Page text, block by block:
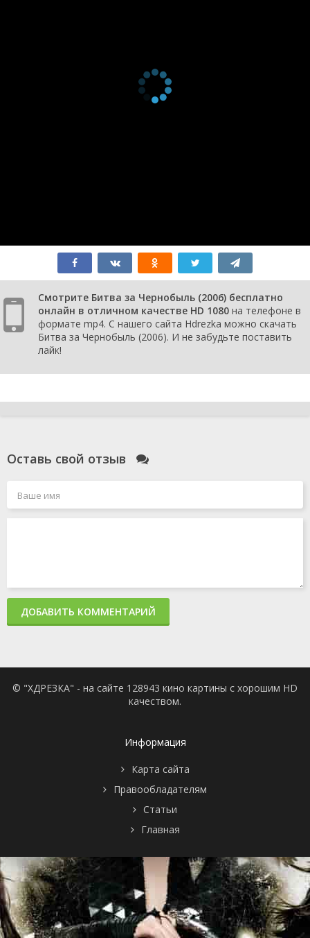
Смотрите Битва за Чернобыль (2006) бесплатно
онлайн в отличном качестве HD 1080 на телефоне в
формате mp4. С нашего сайта Hdrezka можно скачать
Битва за Чернобыль (2006). И не забудьте поставить
лайк!
Оставь свой отзыв
ДОБАВИТЬ КОММЕНТАРИЙ
© "ХДРЕЗКА" - на сайте 128943 кино картины с хорошим HD
качеством.
Информация
Карта сайта
Правообладателям
Статьи
Главная